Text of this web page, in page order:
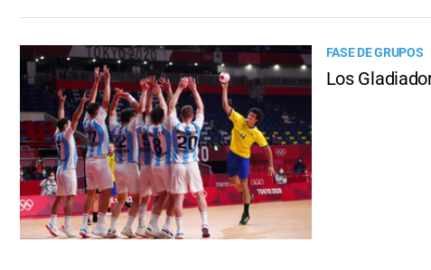
FASE DE GRUPOS
Los